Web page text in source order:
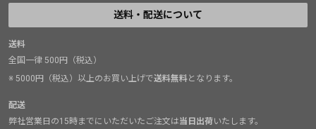
送料・配送について
送料
全国一律 500円（税込）
※ 5000円（税込）以上のお買い上げで送料無料となります。
配送
弊社営業日の15時までにいただいたご注文は当日出荷いたします。